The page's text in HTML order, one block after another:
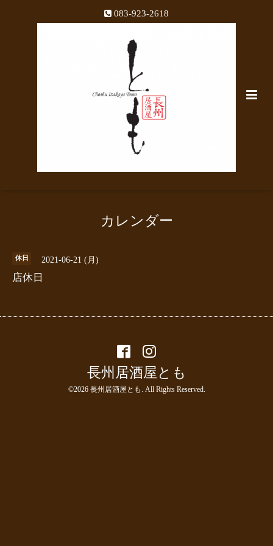
083-923-2618
カレンダー
休日 2021-06-21 (月)
店休日
長州居酒屋とも
©2026 長州居酒屋とも . All Rights Reserved.